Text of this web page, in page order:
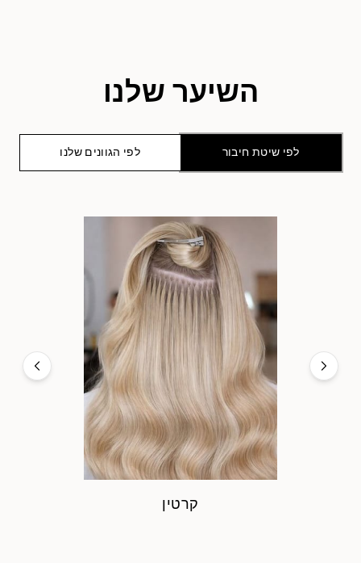
השיער שלנו
לפי שיטת חיבור לפי הגוונים שלנו
קרטין